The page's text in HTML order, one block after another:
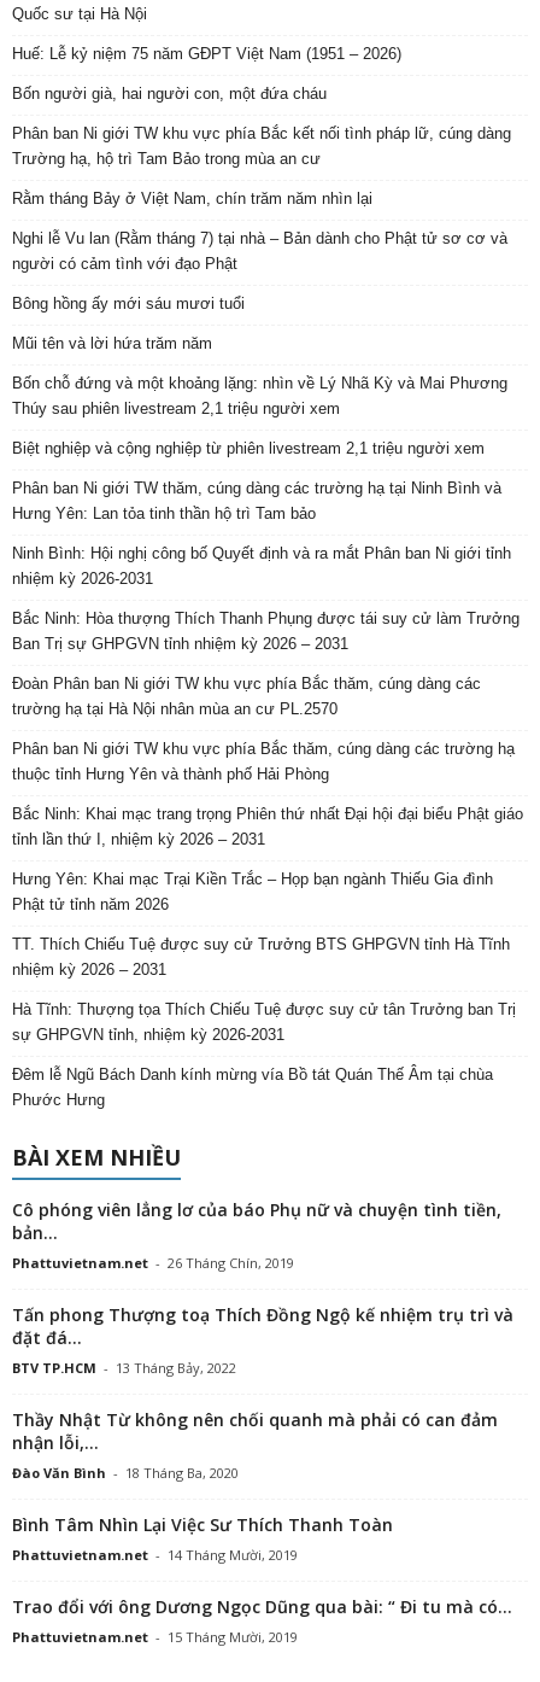
Quốc sư tại Hà Nội
Huế: Lễ kỷ niệm 75 năm GĐPT Việt Nam (1951 – 2026)
Bốn người già, hai người con, một đứa cháu
Phân ban Ni giới TW khu vực phía Bắc kết nối tình pháp lữ, cúng dàng
Trường hạ, hộ trì Tam Bảo trong mùa an cư
Rằm tháng Bảy ở Việt Nam, chín trăm năm nhìn lại
Nghi lễ Vu lan (Rằm tháng 7) tại nhà – Bản dành cho Phật tử sơ cơ và
người có cảm tình với đạo Phật
Bông hồng ấy mới sáu mươi tuổi
Mũi tên và lời hứa trăm năm
Bốn chỗ đứng và một khoảng lặng: nhìn về Lý Nhã Kỳ và Mai Phương
Thúy sau phiên livestream 2,1 triệu người xem
Biệt nghiệp và cộng nghiệp từ phiên livestream 2,1 triệu người xem
Phân ban Ni giới TW thăm, cúng dàng các trường hạ tại Ninh Bình và
Hưng Yên: Lan tỏa tinh thần hộ trì Tam bảo
Ninh Bình: Hội nghị công bố Quyết định và ra mắt Phân ban Ni giới tỉnh
nhiệm kỳ 2026-2031
Bắc Ninh: Hòa thượng Thích Thanh Phụng được tái suy cử làm Trưởng
Ban Trị sự GHPGVN tỉnh nhiệm kỳ 2026 – 2031
Đoàn Phân ban Ni giới TW khu vực phía Bắc thăm, cúng dàng các
trường hạ tại Hà Nội nhân mùa an cư PL.2570
Phân ban Ni giới TW khu vực phía Bắc thăm, cúng dàng các trường hạ
thuộc tỉnh Hưng Yên và thành phố Hải Phòng
Bắc Ninh: Khai mạc trang trọng Phiên thứ nhất Đại hội đại biểu Phật giáo
tỉnh lần thứ I, nhiệm kỳ 2026 – 2031
Hưng Yên: Khai mạc Trại Kiền Trắc – Họp bạn ngành Thiếu Gia đình
Phật tử tỉnh năm 2026
TT. Thích Chiếu Tuệ được suy cử Trưởng BTS GHPGVN tỉnh Hà Tĩnh
nhiệm kỳ 2026 – 2031
Hà Tĩnh: Thượng tọa Thích Chiếu Tuệ được suy cử tân Trưởng ban Trị
sự GHPGVN tỉnh, nhiệm kỳ 2026-2031
Đêm lễ Ngũ Bách Danh kính mừng vía Bồ tát Quán Thế Âm tại chùa
Phước Hưng
BÀI XEM NHIỀU
Cô phóng viên lẳng lơ của báo Phụ nữ và chuyện tình tiền,
bản...
Phattuvietnam.net - 26 Tháng Chín, 2019
Tấn phong Thượng toạ Thích Đồng Ngộ kế nhiệm trụ trì và
đặt đá...
BTV TP.HCM - 13 Tháng Bảy, 2022
Thầy Nhật Từ không nên chối quanh mà phải có can đảm
nhận lỗi,...
Đào Văn Bình - 18 Tháng Ba, 2020
Bình Tâm Nhìn Lại Việc Sư Thích Thanh Toàn
Phattuvietnam.net - 14 Tháng Mười, 2019
Trao đổi với ông Dương Ngọc Dũng qua bài: “ Đi tu mà có...
Phattuvietnam.net - 15 Tháng Mười, 2019